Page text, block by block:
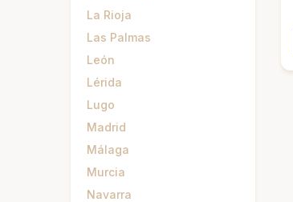
La Rioja
Las Palmas
León
Lérida
Lugo
Madrid
Málaga
Murcia
Navarra